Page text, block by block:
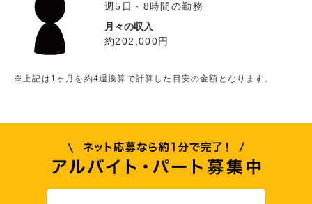
週5日・8時間の勤務
月々の収入
約202,000円
※上記は1ヶ月を約4週換算で計算した目安の金額となります。